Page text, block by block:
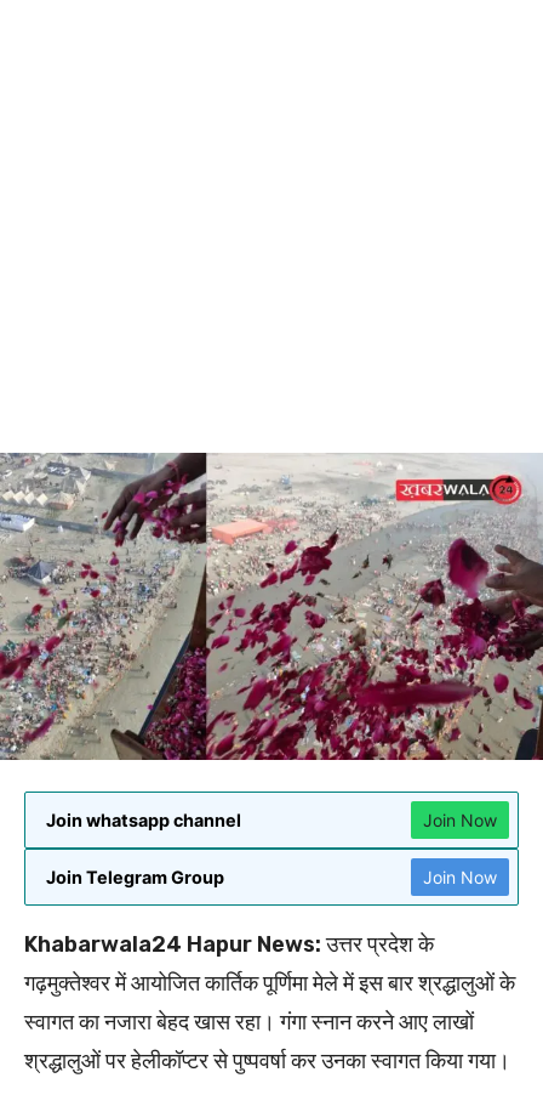
Join whatsapp channel Join Now
Join Telegram Group Join Now
Khabarwala24 Hapur News:उत्तर प्रदेश के
गढ़मुक्तेश्वर में आयोजित कार्तिक पूर्णिमा मेले में इस बार श्रद्धालुओं के
स्वागत का नजारा बेहद खास रहा। गंगा स्नान करने आए लाखों
श्रद्धालुओं पर हेलीकॉप्टर से पुष्पवर्षा कर उनका स्वागत किया गया।